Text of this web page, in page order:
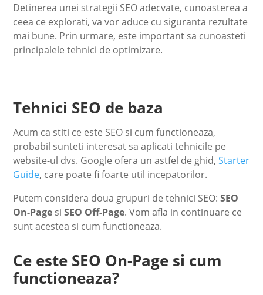
Detinerea unei strategii SEO adecvate, cunoasterea a
ceea ce explorati, va vor aduce cu siguranta rezultate
mai bune. Prin urmare, este important sa cunoasteti
principalele tehnici de optimizare.
Tehnici SEO de baza
Acum ca stiti ce este SEO si cum functioneaza,
probabil sunteti interesat sa aplicati tehnicile pe
website-ul dvs. Google ofera un astfel de ghid,Starter
Guide, care poate fi foarte util incepatorilor.
Putem considera doua grupuri de tehnici SEO: SEO
On-Page siSEO Off-Page. Vom afla in continuare ce
sunt acestea si cum functioneaza.
Ce este SEO On-Page si cum
functioneaza?